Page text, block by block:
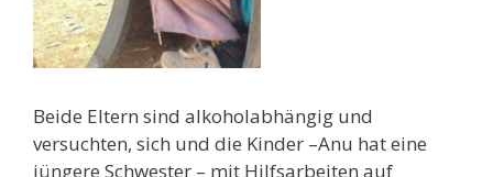
Beide Eltern sind alkoholabhängig und
versuchten, sich und die Kinder –Anu hat eine
jüngere Schwester – mit Hilfsarbeiten auf